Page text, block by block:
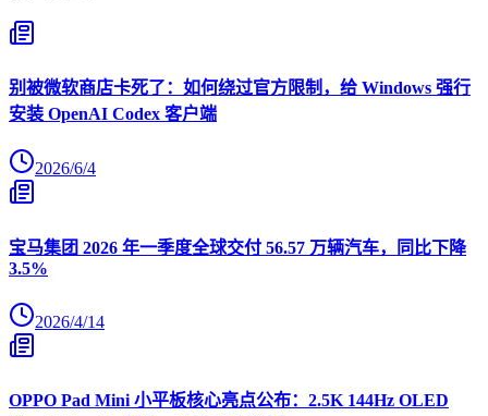
别被微软商店卡死了：如何绕过官方限制，给 Windows 强行
安装 OpenAI Codex 客户端
2026/6/4
宝马集团 2026 年一季度全球交付 56.57 万辆汽车，同比下降
3.5%
2026/4/14
OPPO Pad Mini 小平板核心亮点公布：2.5K 144Hz OLED